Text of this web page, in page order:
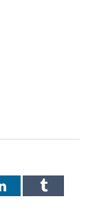
LinkedInTumblr